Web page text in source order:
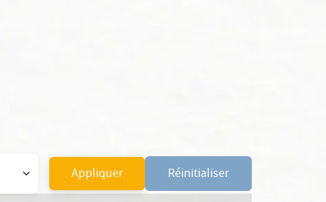
Appliquer Réinitialiser